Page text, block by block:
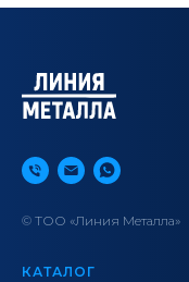
© ТОО «Линия Металла»
КАТАЛОГ